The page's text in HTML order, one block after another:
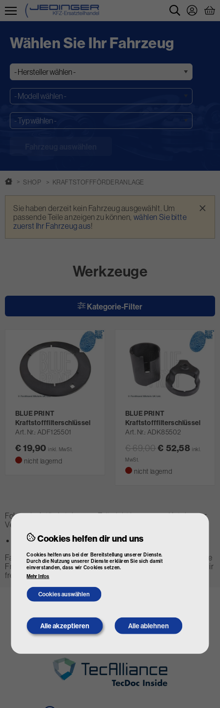
Direkt
Inhalt
Wählen Sie Ihr Fahrzeug
SHOP KRAFTSTOFFFÖRDERANLAGE
Warnmeldung
Sie haben derzeit kein Fahrzeug ausgewählt. Um
passende Teile anzeigen zu können, wählen Sie bitte
zuerst Ihr Fahrzeug aus!
×
Werkzeuge
Kategorie-Filter
BLUE PRINT
Kraftstofffilterschlüssel
Art. Nr. ADF125501
€ 19,90inkl. MwSt.
nicht lagernd
BLUE PRINT
Kraftstofffilterschlüssel
Art. Nr. ADK85502
€ 69,00€ 52,58 inkl.
MwSt.
nicht lagernd
Folgende Artikel stehen zur Zeit nicht in unserem Katalog zur
Verfügung:
FEBI BILSTEIN Kraftstofffilterschlüssel (Art-Nr. 198974)
Falls Sie sich für einen dieser Artikel interessieren oder andere
Fragen zu unseren Produkten haben,
- wir
freuen uns auf Ihre Anfrage!
Cookies helfen dir und uns
Cookies helfen uns bei der Bereitstellung unserer Dienste.
Durch die Nutzung unserer Dienste erklären Sie sich damit
einverstanden, dass wir Cookies setzen.
Mehr Infos
Cookies auswählen
Alle akzeptieren
Withdraw
consent
Alle ablehnen